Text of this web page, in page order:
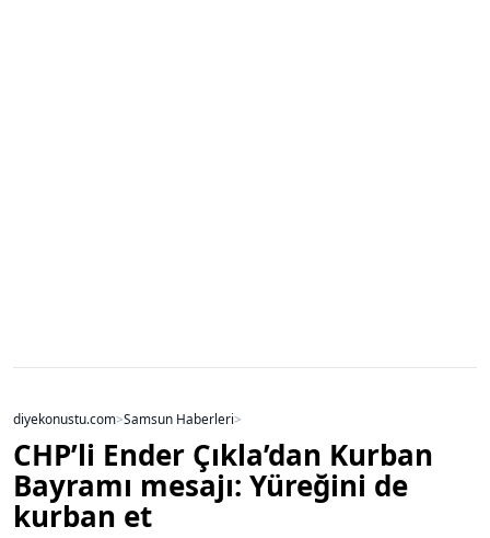
diyekonustu.com>Samsun Haberleri>
CHP’li Ender Çıkla’dan Kurban
Bayramı mesajı: Yüreğini de
kurban et